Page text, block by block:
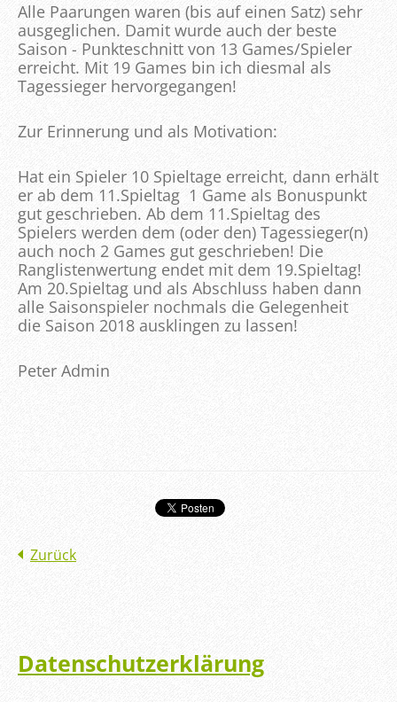
Alle Paarungen waren (bis auf einen Satz) sehr
ausgeglichen. Damit wurde auch der beste
Saison - Punkteschnitt von 13 Games/Spieler
erreicht. Mit 19 Games bin ich diesmal als
Tagessieger hervorgegangen!
Zur Erinnerung und als Motivation:
Hat ein Spieler 10 Spieltage erreicht, dann erhält
er ab dem 11.Spieltag 1 Game als Bonuspunkt
gut geschrieben. Ab dem 11.Spieltag des
Spielers werden dem (oder den) Tagessieger(n)
auch noch 2 Games gut geschrieben! Die
Ranglistenwertung endet mit dem 19.Spieltag!
Am 20.Spieltag und als Abschluss haben dann
alle Saisonspieler nochmals die Gelegenheit
die Saison 2018 ausklingen zu lassen!
Peter Admin
Zurück
Datenschutzerklärung